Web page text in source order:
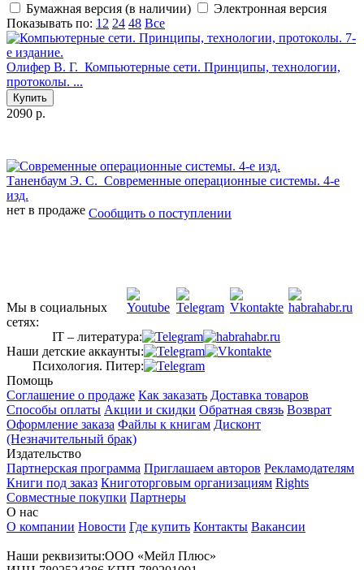
Бумажная версия (в наличии)
Электронная версия
Показывать по: 12 24 48 Все
Олифер В. Г. Компьютерные сети. Принципы, технологии,
протоколы. ...
Купить
2090 р.
Таненбаум Э. С. Современные операционные системы. 4-е
изд.
нет в продаже Сообщить о поступлении
Мы в социальных
сетях:
IT – литература:
Наши детские аккаунты:
Психология. Питер:
Помощь
Соглашение о продаже Как заказать Доставка товаров
Способы оплаты Акции и скидки Обратная связь Возврат
Оформление заказа Файлы к книгам Дисконт
(Незначительный брак)
Издательство
Партнерская программа Приглашаем авторов Рекламодателям
Книги под заказ Книготорговым организациям Rights
Совместные покупки Партнеры
О нас
О компании Новости Где купить Контакты Вакансии
Наши реквизиты:ООО «Мейл Плюс»